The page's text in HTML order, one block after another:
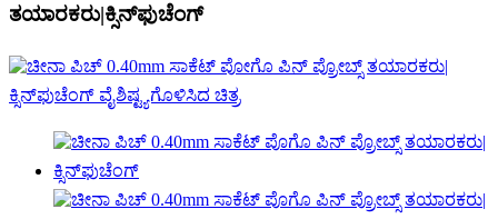
ತಯಾರಕರು|ಕ್ಸಿನ್‌ಫುಚೆಂಗ್